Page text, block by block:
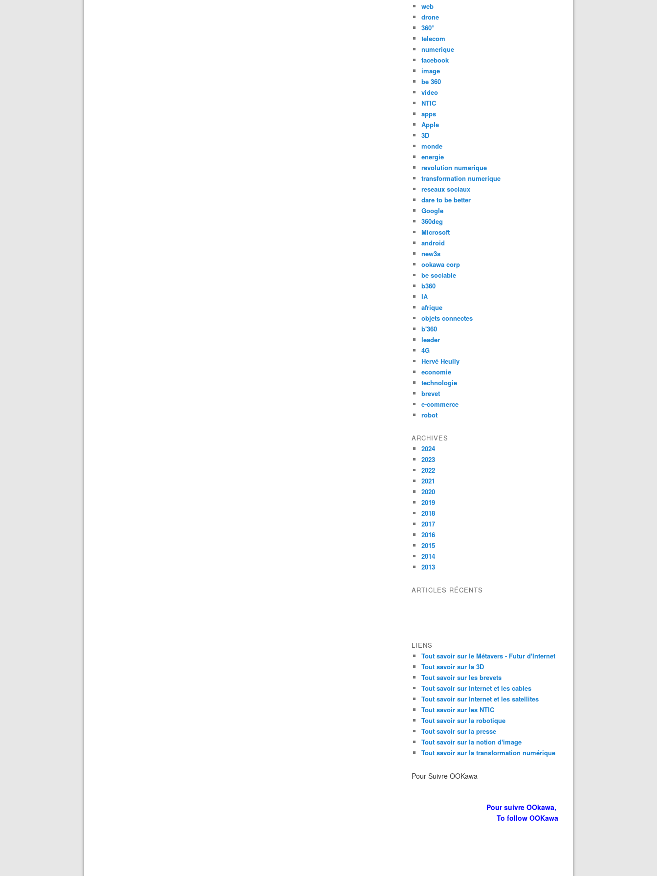
web
drone
360°
telecom
numerique
facebook
image
be 360
video
NTIC
apps
Apple
3D
monde
energie
revolution numerique
transformation numerique
reseaux sociaux
dare to be better
Google
360deg
Microsoft
android
new3s
ookawa corp
be sociable
b360
IA
afrique
objets connectes
b'360
leader
4G
Hervé Heully
economie
technologie
brevet
e-commerce
robot
ARCHIVES
2024
2023
2022
2021
2020
2019
2018
2017
2016
2015
2014
2013
ARTICLES RÉCENTS
LIENS
Tout savoir sur le Métavers - Futur d'Internet
Tout savoir sur la 3D
Tout savoir sur les brevets
Tout savoir sur Internet et les cables
Tout savoir sur Internet et les satellites
Tout savoir sur les NTIC
Tout savoir sur la robotique
Tout savoir sur la presse
Tout savoir sur la notion d'image
Tout savoir sur la transformation numérique
Pour Suivre OOKawa
Pour suivre OOkawa,
To follow OOKawa